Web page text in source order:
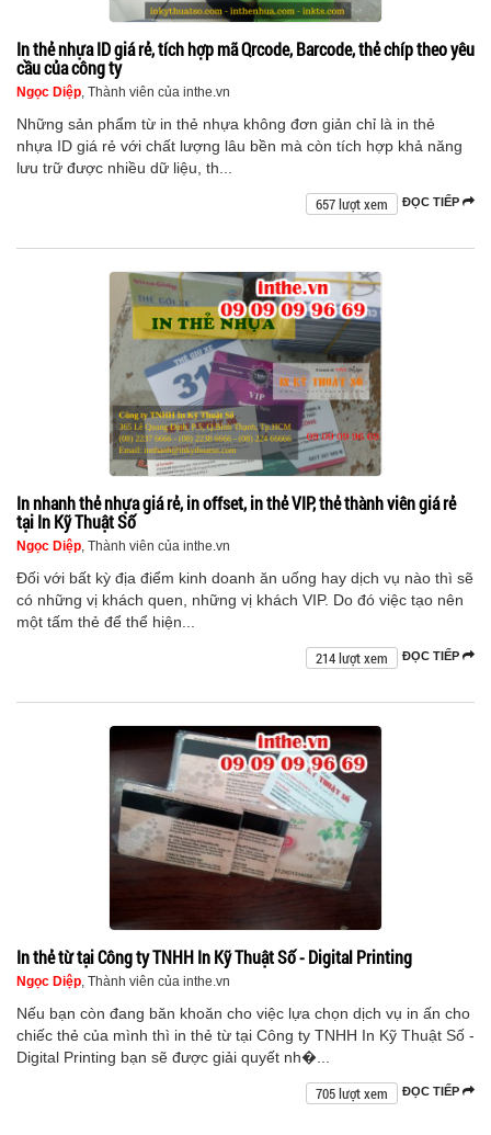
In thẻ nhựa ID giá rẻ, tích hợp mã Qrcode, Barcode, thẻ chíp theo yêu
cầu của công ty
Ngọc Diệp, Thành viên của inthe.vn
Những sản phẩm từ in thẻ nhựa không đơn giản chỉ là in thẻ
nhựa ID giá rẻ với chất lượng lâu bền mà còn tích hợp khả năng
lưu trữ được nhiều dữ liệu, th...
ĐỌC TIẾP
657 lượt xem
In nhanh thẻ nhựa giá rẻ, in offset, in thẻ VIP, thẻ thành viên giá rẻ
tại In Kỹ Thuật Số
Ngọc Diệp, Thành viên của inthe.vn
Đối với bất kỳ địa điểm kinh doanh ăn uống hay dịch vụ nào thì sẽ
có những vị khách quen, những vị khách VIP. Do đó việc tạo nên
một tấm thẻ để thể hiện...
ĐỌC TIẾP
214 lượt xem
In thẻ từ tại Công ty TNHH In Kỹ Thuật Số - Digital Printing
Ngọc Diệp, Thành viên của inthe.vn
Nếu bạn còn đang băn khoăn cho việc lựa chọn dịch vụ in ấn cho
chiếc thẻ của mình thì in thẻ từ tại Công ty TNHH In Kỹ Thuật Số -
Digital Printing bạn sẽ được giải quyết nh�...
ĐỌC TIẾP
705 lượt xem